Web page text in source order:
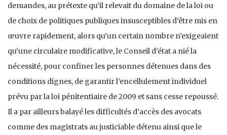
demandes, au prétexte qu’il relevait du domaine de la loi ou
de choix de politiques publiques insusceptibles d’être mis en
œuvre rapidement, alors qu’un certain nombre n’exigeaient
qu’une circulaire modificative, le Conseil d’état a nié la
nécessité, pour confiner les personnes détenues dans des
conditions dignes, de garantir l’encellulement individuel
prévu par la loi pénitentiaire de 2009 et sans cesse repoussé.
Il a par ailleurs balayé les difficultés d’accès des avocats
comme des magistrats au justiciable détenu ainsi que le